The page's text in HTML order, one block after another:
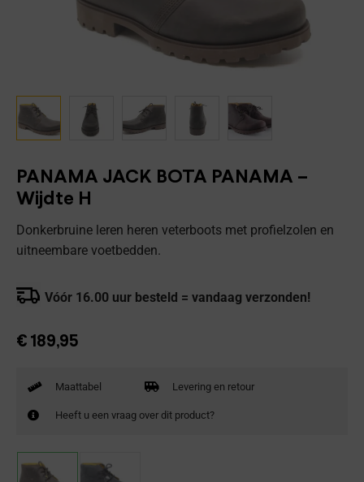
PANAMA JACK BOTA PANAMA –
Wijdte H
Donkerbruine leren heren veterboots met profielzolen en
uitneembare voetbedden.
Vóór 16.00 uur besteld = vandaag verzonden!
€ 189,95
Maattabel Levering en retour
Heeft u een vraag over dit product?